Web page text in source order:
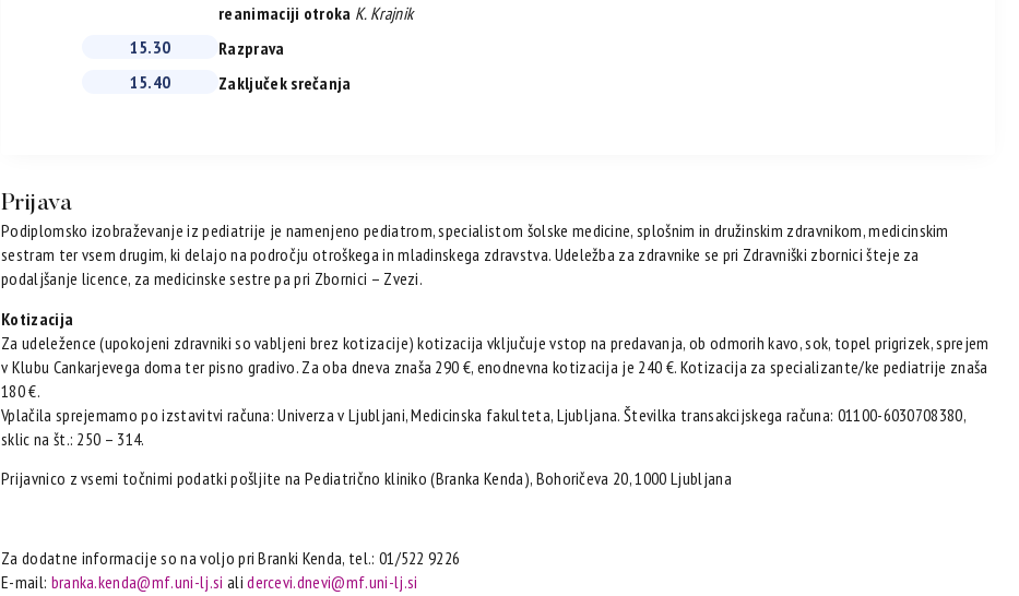
reanimaciji otroka K. Krajnik
15.30
Razprava
15.40
Zaključek srečanja
Prijava
Podiplomsko izobraževanje iz pediatrije je namenjeno pediatrom, specialistom šolske medicine, splošnim in družinskim zdravnikom, medicinskim
sestram ter vsem drugim, ki delajo na področju otroškega in mladinskega zdravstva. Udeležba za zdravnike se pri Zdravniški zbornici šteje za
podaljšanje licence, za medicinske sestre pa pri Zbornici – Zvezi.
Kotizacija
Za udeležence (upokojeni zdravniki so vabljeni brez kotizacije) kotizacija vključuje vstop na predavanja, ob odmorih kavo, sok, topel prigrizek, sprejem
v Klubu Cankarjevega doma ter pisno gradivo. Za oba dneva znaša 290 €, enodnevna kotizacija je 240 €. Kotizacija za specializante/ke pediatrije znaša
180 €.
Vplačila sprejemamo po izstavitvi računa: Univerza v Ljubljani, Medicinska fakulteta, Ljubljana. Številka transakcijskega računa: 01100-6030708380,
sklic na št.: 250 – 314.
Prijavnico z vsemi točnimi podatki pošljite na Pediatrično kliniko (Branka Kenda), Bohoričeva 20, 1000 Ljubljana
Za dodatne informacije so na voljo pri Branki Kenda, tel.: 01/522 9226
E-mail: branka.kenda@mf.uni-lj.si alidercevi.dnevi@mf.uni-lj.si